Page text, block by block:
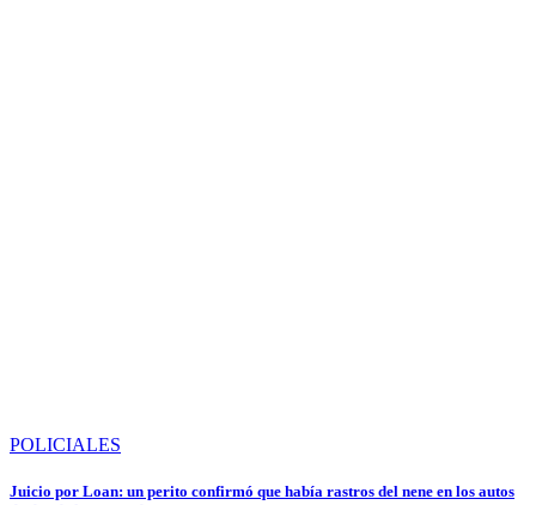
POLICIALES
Juicio por Loan: un perito confirmó que había rastros del nene en los autos